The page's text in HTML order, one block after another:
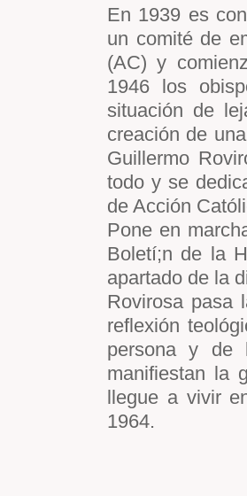
En 1939 es
un comité de
(AC) y
1946 los
situación de
creación de
Guillermo
todo y se
de Acción
Pone en
Boletí;n de la
apartado de la
Rovirosa pasa
reflexión
persona y de
manifiestan la
llegue a vivir
1964.